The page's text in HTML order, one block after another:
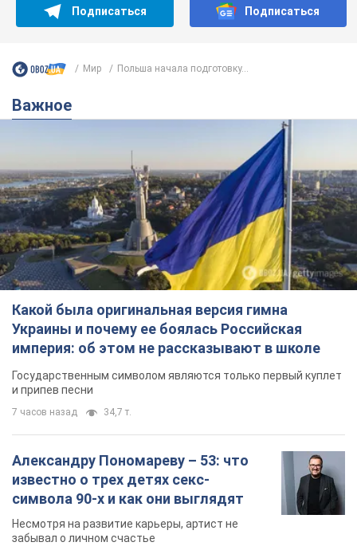
Подписаться Подписаться
Мир Польша начала подготовку...
Важное
Какой была оригинальная версия гимна
Украины и почему ее боялась Российская
империя: об этом не рассказывают в школе
Государственным символом являются только первый куплет
и припев песни
7 часов назад 34,7 т.
Александру Пономареву – 53: что
известно о трех детях секс-
символа 90-х и как они выглядят
Несмотря на развитие карьеры, артист не
забывал о личном счастье